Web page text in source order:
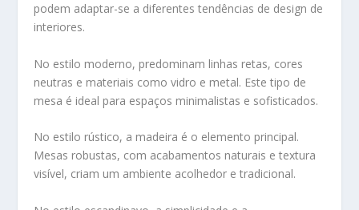
podem adaptar-se a diferentes tendências de design de
interiores.
No estilo moderno, predominam linhas retas, cores
neutras e materiais como vidro e metal. Este tipo de
mesa é ideal para espaços minimalistas e sofisticados.
No estilo rústico, a madeira é o elemento principal.
Mesas robustas, com acabamentos naturais e textura
visível, criam um ambiente acolhedor e tradicional.